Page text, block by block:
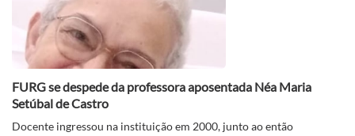
FURG se despede da professora aposentada Néa Maria
Setúbal de Castro
Docente ingressou na instituição em 2000, junto ao então